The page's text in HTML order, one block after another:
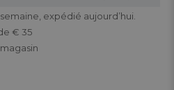
expédié aujourd’hui.
€ 35